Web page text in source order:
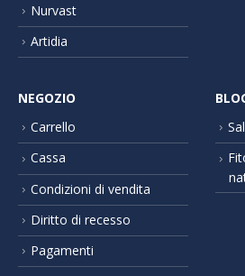
Nurvast
Artidia
NEGOZIO
Carrello
Cassa
Condizioni di vendita
Diritto di recesso
Pagamenti